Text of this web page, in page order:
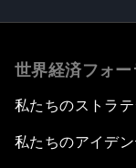
世界経済フォ
私たちのストラ
私たちのアイデ